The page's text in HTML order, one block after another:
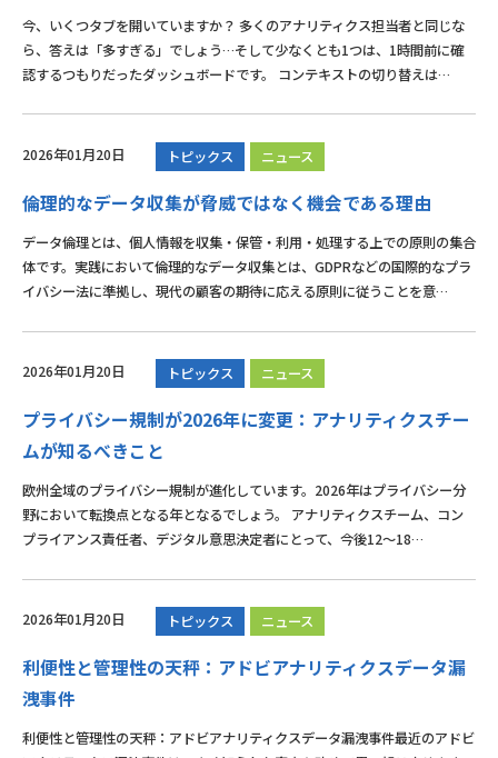
今、いくつタブを開いていますか？ 多くのアナリティクス担当者と同じな
ら、答えは「多すぎる」でしょう…そして少なくとも1つは、1時間前に確
認するつもりだったダッシュボードです。 コンテキストの切り替えは…
2026年01月20日 トピックス ニュース
倫理的なデータ収集が脅威ではなく機会である理由
データ倫理とは、個人情報を収集・保管・利用・処理する上での原則の集合
体です。実践において倫理的なデータ収集とは、GDPRなどの国際的なプラ
イバシー法に準拠し、現代の顧客の期待に応える原則に従うことを意…
2026年01月20日 トピックス ニュース
プライバシー規制が2026年に変更：アナリティクスチー
ムが知るべきこと
欧州全域のプライバシー規制が進化しています。2026年はプライバシー分
野において転換点となる年となるでしょう。 アナリティクスチーム、コン
プライアンス責任者、デジタル意思決定者にとって、今後12〜18…
2026年01月20日 トピックス ニュース
利便性と管理性の天秤：アドビアナリティクスデータ漏
洩事件
利便性と管理性の天秤：アドビアナリティクスデータ漏洩事件最近のアドビ